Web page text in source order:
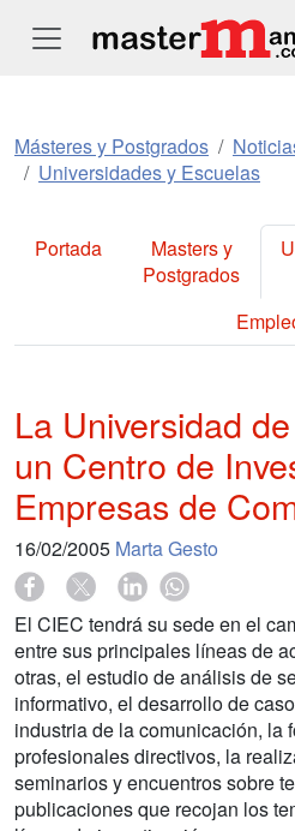
Másteres y Postgrados
Universidades y Escuelas
Portada
Masters y
Postgrados
La Universidad
un Centro de
Empresas de
16/02/2005 Marta Gesto
El CIEC tendrá su sede en el
entre sus principales líneas de
otras, el estudio de análisis de
informativo, el desarrollo de
industria de la comunicación, la
profesionales directivos, la
seminarios y encuentros sobre
publicaciones que recojan los